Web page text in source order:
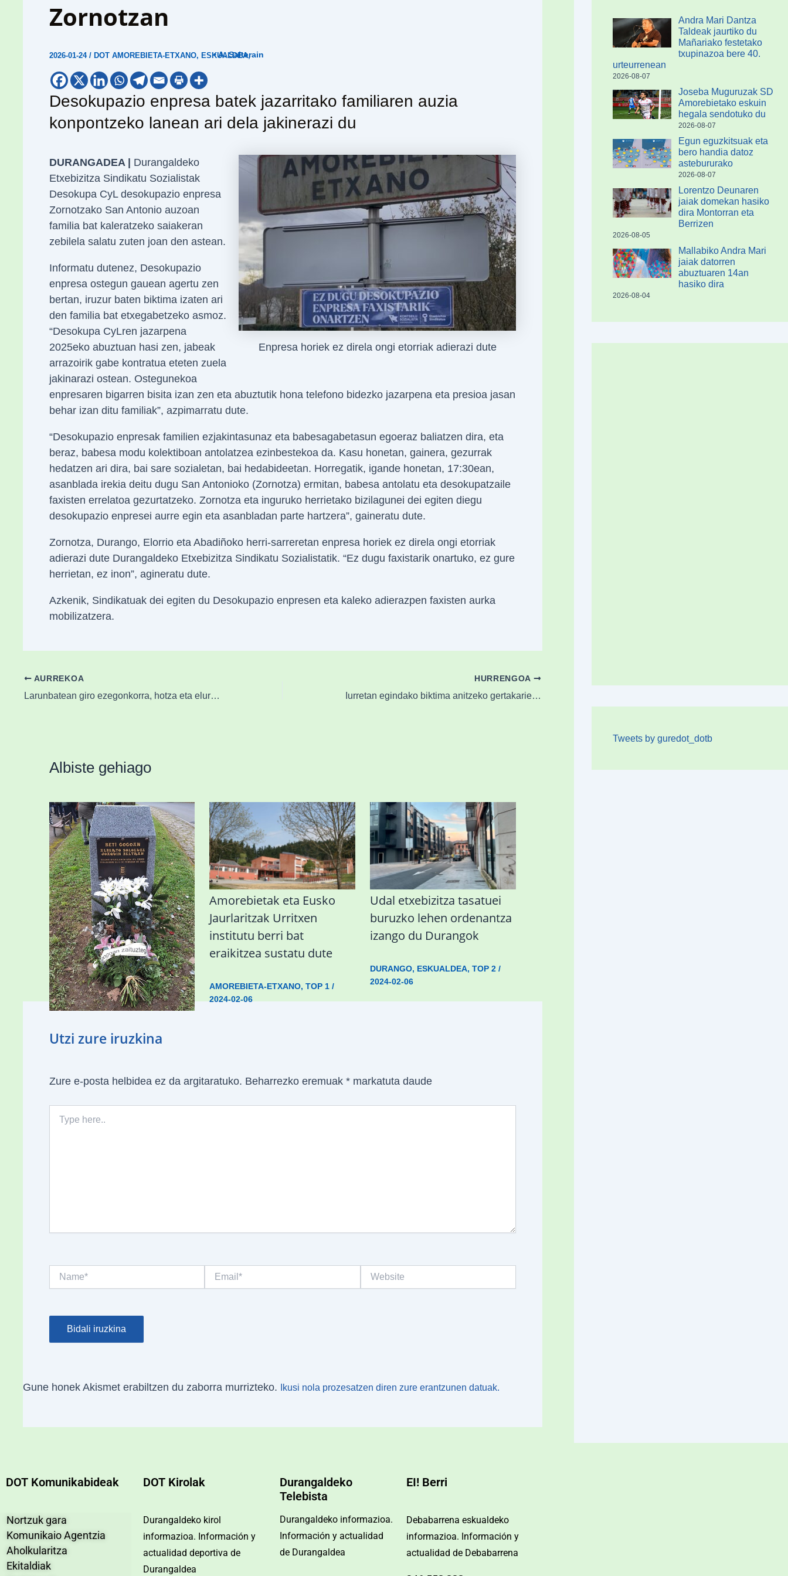
Zornotzan
2026-01-24 / DOT AMOREBIETA-ETXANO, ESKUALDEA,
• A. Salterain
Desokupazio enpresa batek jazarritako familiaren auzia
konpontzeko lanean ari dela jakinerazi du
Enpresa horiek ez direla ongi etorriak adierazi dute
DURANGADEA |
Durangaldeko
Etxebizitza Sindikatu Sozialistak
Desokupa CyL desokupazio enpresa
Zornotzako San Antonio auzoan
familia bat kaleratzeko saiakeran
zebilela salatu zuten joan den astean.
Informatu dutenez, Desokupazio
enpresa ostegun gauean agertu zen
bertan, iruzur baten biktima izaten ari
den familia bat etxegabetzeko asmoz.
“Desokupa CyLren jazarpena
2025eko abuztuan hasi zen, jabeak
arrazoirik gabe kontratua eteten zuela
jakinarazi ostean. Ostegunekoa
enpresaren bigarren bisita izan zen eta abuztutik hona telefono bidezko jazarpena eta presioa jasan
behar izan ditu familiak”, azpimarratu dute.
“Desokupazio enpresak familien ezjakintasunaz eta babesagabetasun egoeraz baliatzen dira, eta
beraz, babesa modu kolektiboan antolatzea ezinbestekoa da. Kasu honetan, gainera, gezurrak
hedatzen ari dira, bai sare sozialetan, bai hedabideetan. Horregatik, igande honetan, 17:30ean,
asanblada irekia deitu dugu San Antonioko (Zornotza) ermitan, babesa antolatu eta desokupatzaile
faxisten errelatoa gezurtatzeko. Zornotza eta inguruko herrietako bizilagunei dei egiten diegu
desokupazio enpresei aurre egin eta asanbladan parte hartzera”, gaineratu dute.
Zornotza, Durango, Elorrio eta Abadiñoko herri-sarreretan enpresa horiek ez direla ongi etorriak
adierazi dute Durangaldeko Etxebizitza Sindikatu Sozialistatik. “Ez dugu faxistarik onartuko, ez gure
herrietan, ez inon”, agineratu dute.
Azkenik, Sindikatuak dei egiten du Desokupazio enpresen eta kaleko adierazpen faxisten aurka
mobilizatzera.
AURREKOA
Larunbatean giro ezegonkorra, hotza eta elurra 700 metro inguru
HURRENGOA
Iurretan egindako biktima anitzeko gertakarien simulakroa, iruditan
Albiste gehiago
«Azkenengo 40 urteetan
Zaldibar jo zuen
ingurumen-
hondamendirik larriena»
ESKUALDEA,ZALDIBAR/2024-02-
06
Amorebietak eta Eusko
Jaurlaritzak Urritxen
institutu berri bat
eraikitzea sustatu dute
AMOREBIETA-ETXANO,TOP 1 /
2024-02-06
Udal etxebizitza tasatuei
buruzko lehen ordenantza
izango du Durangok
DURANGO, ESKUALDEA,TOP 2 /
2024-02-06
Utzi zure iruzkina
Zure e-posta helbidea ez da argitaratuko. Beharrezko eremuak *markatuta daude
here..
Gune honek Akismet erabiltzen du zaborra murrizteko. Ikusi nola prozesatzen diren zure erantzunen datuak.
Andra Mari Dantza
Taldeak jaurtiko du
Mañariako festetako
txupinazoa bere 40.
urteurrenean
2026-08-07
Joseba Muguruzak SD
Amorebietako eskuin
hegala sendotuko du
2026-08-07
Egun eguzkitsuak eta
bero handia datoz
astebururako
2026-08-07
Lorentzo Deunaren
jaiak domekan hasiko
dira Montorran eta
Berrizen
2026-08-05
Mallabiko Andra Mari
jaiak datorren
abuztuaren 14an
hasiko dira
2026-08-04
Tweets by guredot_dotb
DOT Komunikabideak
Nortzuk gara
Komunikaio Agentzia
Aholkularitza
Ekitaldiak
DOT Kirolak
Durangaldeko kirol
informazioa. Información y
actualidad deportiva de
Durangaldea
Durangaldeko
Telebista
Durangaldeko informazioa.
Información y actualidad
de Durangaldea
EI! Berri
Debabarrena eskualdeko
informazioa. Información y
actualidad de Debabarrena